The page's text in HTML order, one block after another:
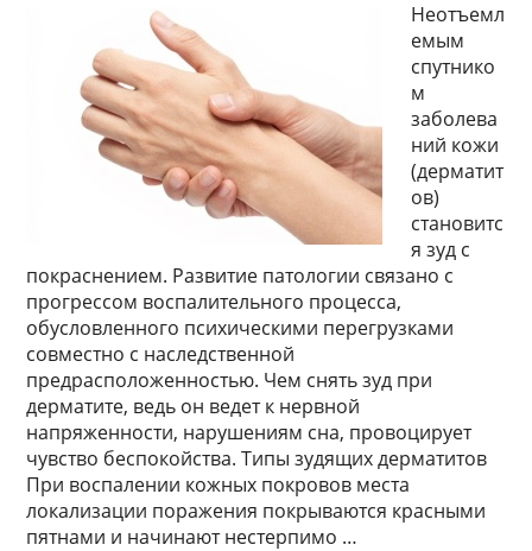
Неотъемл
емым
спутнико
м
заболева
ний кожи
(дерматит
ов)
становитс
я зуд с
покраснением. Развитие патологии связано с
прогрессом воспалительного процесса,
обусловленного психическими перегрузками
совместно с наследственной
предрасположенностью. Чем снять зуд при
дерматите, ведь он ведет к нервной
напряженности, нарушениям сна, провоцирует
чувство беспокойства. Типы зудящих дерматитов
При воспалении кожных покровов места
локализации поражения покрываются красными
пятнами и начинают нестерпимо …